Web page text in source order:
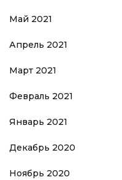
Май 2021
Апрель 2021
Март 2021
Февраль 2021
Январь 2021
Декабрь 2020
Ноябрь 2020